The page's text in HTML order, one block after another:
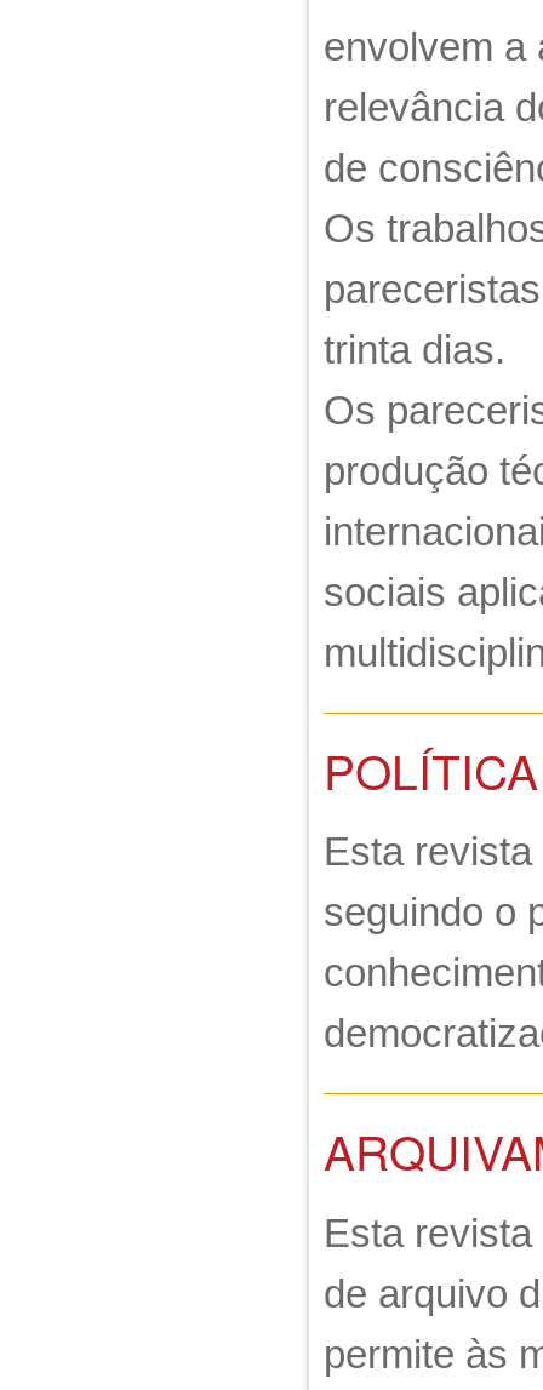
envolvem a
relevância
de
Os
trinta dias.
Os
produção
sociais
Esta
seguindo o
Esta
de arquivo
permite às